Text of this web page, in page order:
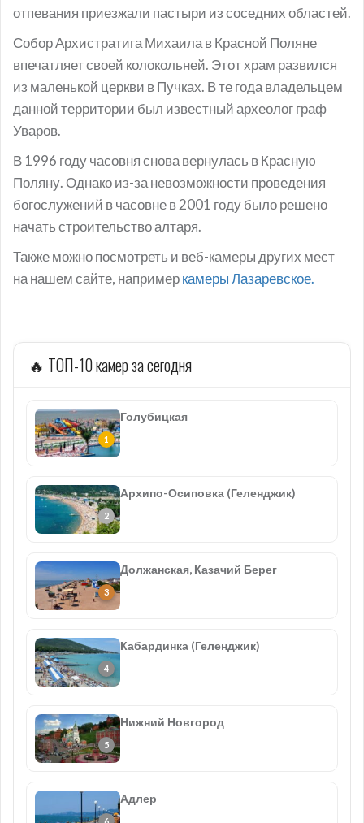
отпевания приезжали пастыри из соседних областей.
Собор Архистратига Михаила в Красной Поляне
впечатляет своей колокольней. Этот храм развился
из маленькой церкви в Пучках. В те года владельцем
данной территории был известный археолог граф
Уваров.
В 1996 году часовня снова вернулась в Красную
Поляну. Однако из-за невозможности проведения
богослужений в часовне в 2001 году было решено
начать строительство алтаря.
Также можно посмотреть и веб-камеры других мест
на нашем сайте, напримеркамеры Лазаревское.
🔥 ТОП-10 камер за сегодня
Голубицкая
Архипо-Осиповка (Геленджик)
Должанская, Казачий Берег
Кабардинка (Геленджик)
Нижний Новгород
Адлер